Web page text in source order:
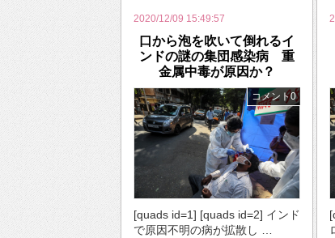
2020/12/09 15:49:57
口から泡を吹いて倒れるイ
ンドの謎の集団感染病 重
金属中毒が原因か？
コメント0
[quads id=1] [quads id=2] インド
で原因不明の病が拡散し …